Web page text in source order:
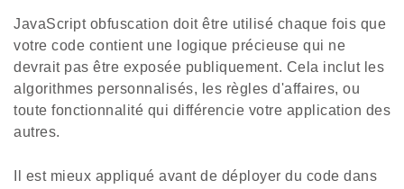
JavaScript obfuscation doit être utilisé chaque fois que
votre code contient une logique précieuse qui ne
devrait pas être exposée publiquement. Cela inclut les
algorithmes personnalisés, les règles d'affaires, ou
toute fonctionnalité qui différencie votre application des
autres.
Il est mieux appliqué avant de déployer du code dans